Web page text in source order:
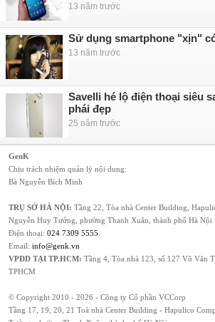
13 năm trước
Sử dụng smartphone "xịn"
13 năm trước
Savelli hé lộ điện thoại siêu
phái đẹp
25 năm trước
GenK
Chịu trách nhiệm quản lý nội dung:
Bà Nguyễn Bích Minh
TRỤ SỞ HÀ NỘI: Tầng 22, Tòa nhà Center Building,
Nguyễn Huy Tưởng, phường Thanh Xuân, thành phố Hà Nội
Điện thoại: 024 7309 5555
Email: info@genk.vn
VPĐD TẠI TP.HCM: Tầng 4, Tòa nhà 123, số 127 Võ Văn
TPHCM
© Copyright 2010 - 2026 - Công ty Cổ phần VCCorp
Tầng 17, 19, 20, 21 Toà nhà Center Building - Hapulico